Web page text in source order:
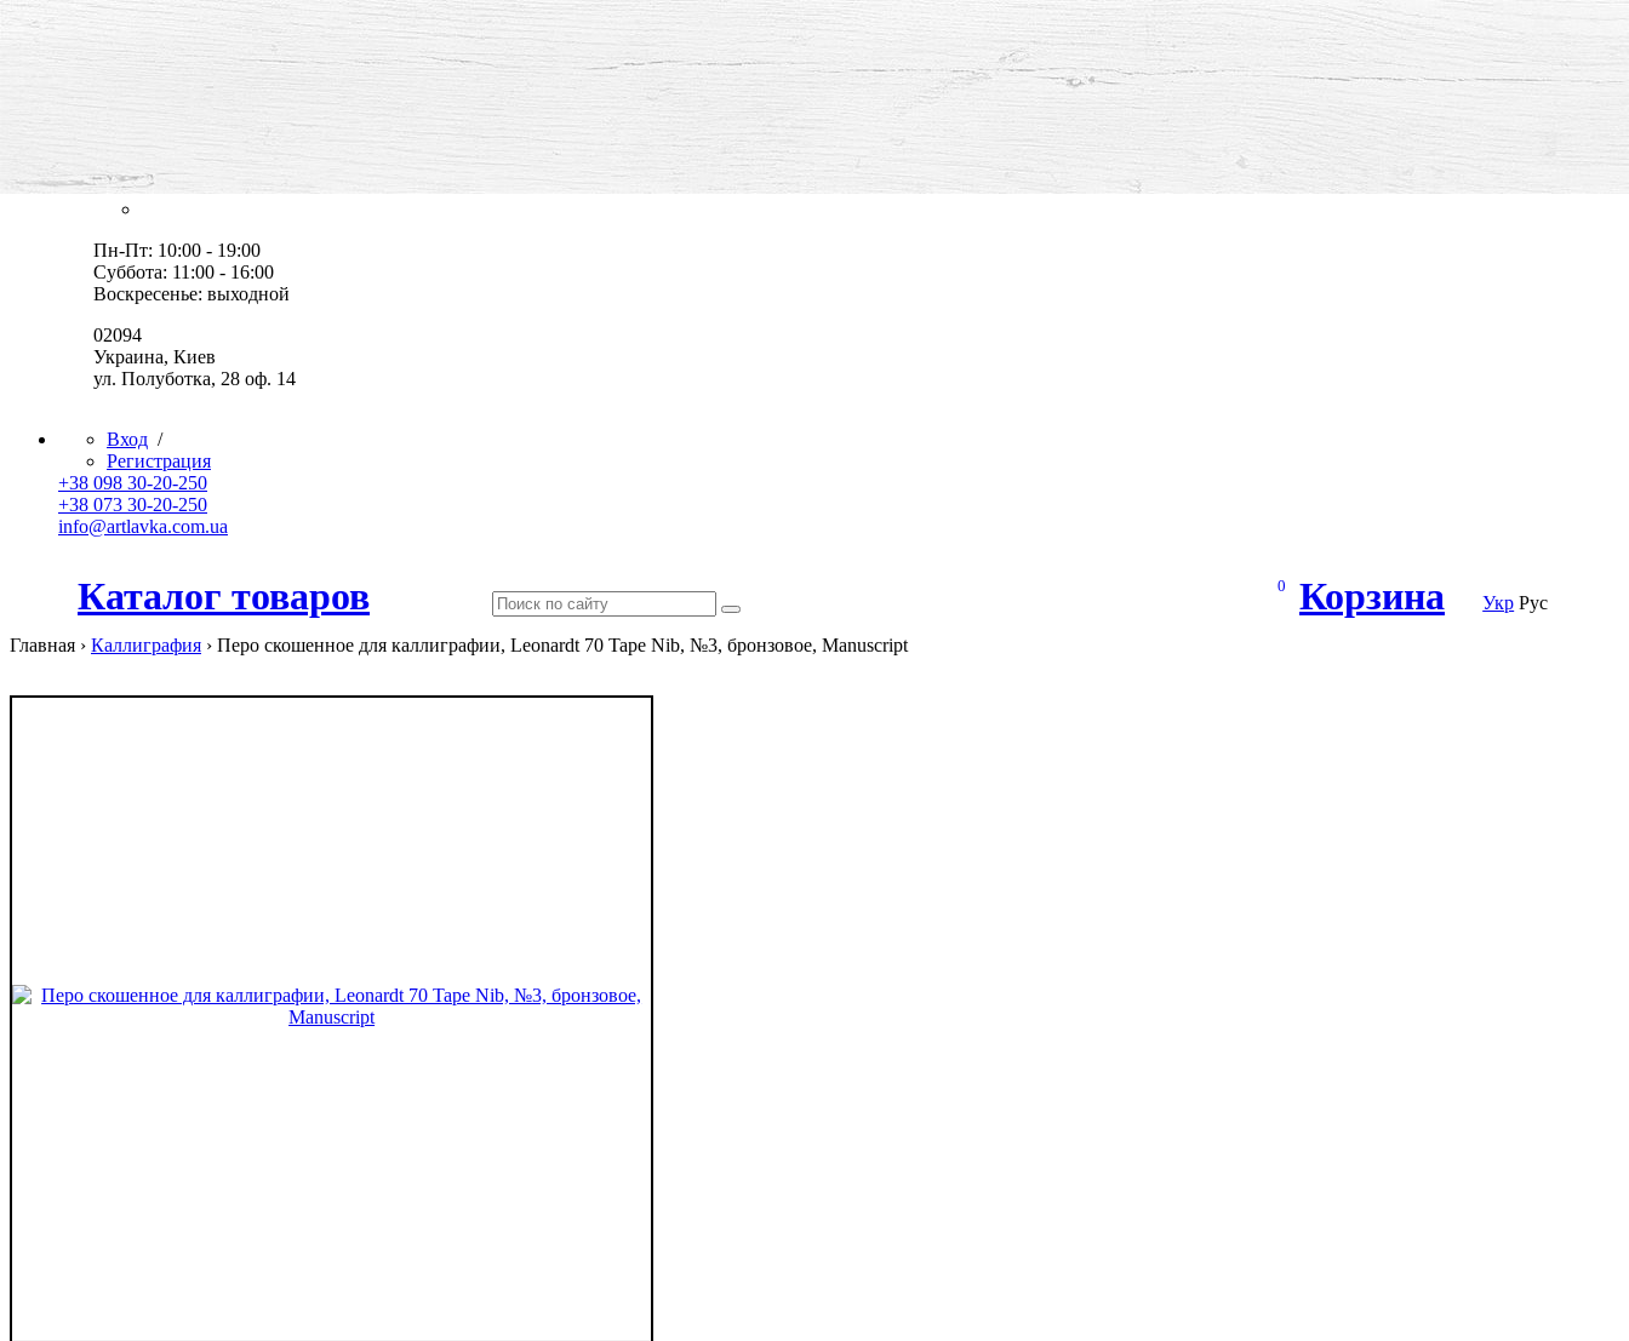
все для творчества и хобби,
товары, мастер-классы, идеи
Оплата и доставка
Контакты
Пн-Пт: 10:00 - 19:00
Суббота: 11:00 - 16:00
Воскресенье: выходной
02094
Украина, Киев
ул. Полуботка, 28 оф. 14
Вход /
Регистрация
+38 098 30-20-250
+38 073 30-20-250
info@artlavka.com.ua
Каталог товаров Корзина
0
Укр Рус
Главная › Каллиграфия › Перо скошенное для каллиграфии, Leonardt 70 Tape Nib, №3, бронзовое, Manuscript